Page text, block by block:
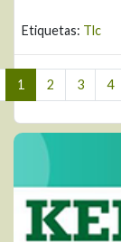
Etiquetas: Tlc
1 2 3 4